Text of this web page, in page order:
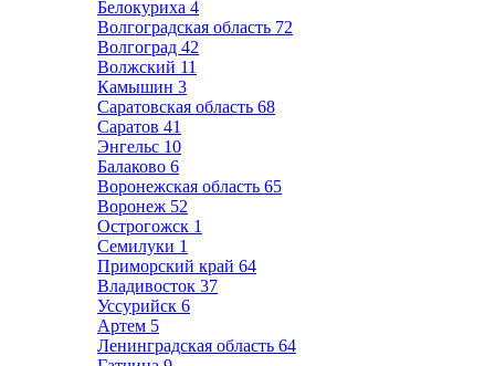
Белокуриха 4
Волгоградская область 72
Волгоград 42
Волжский 11
Камышин 3
Саратовская область 68
Саратов 41
Энгельс 10
Балаково 6
Воронежская область 65
Воронеж 52
Острогожск 1
Семилуки 1
Приморский край 64
Владивосток 37
Уссурийск 6
Артем 5
Ленинградская область 64